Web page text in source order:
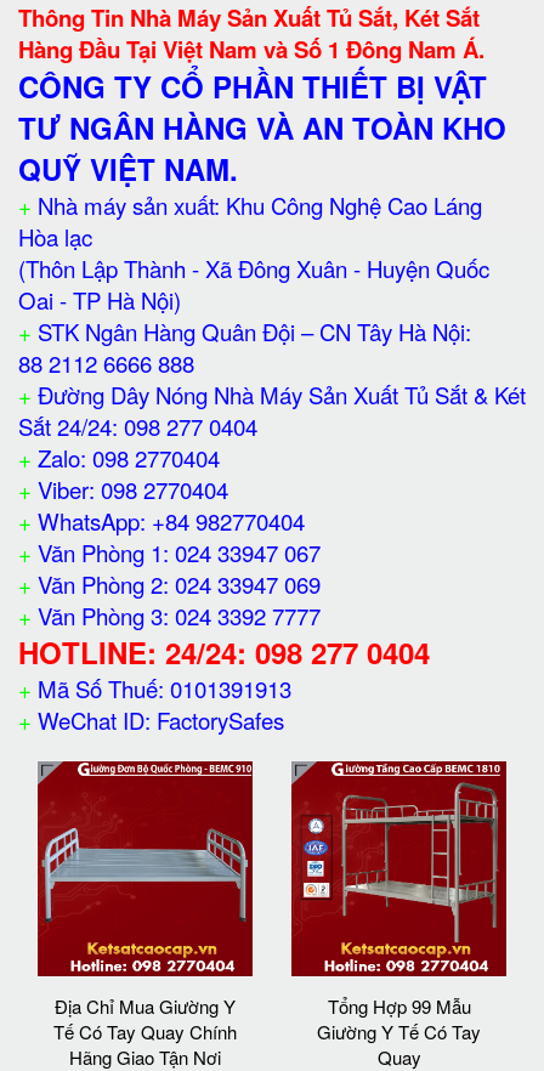
Thông Tin Nhà Máy Sản Xuất Tủ Sắt, Két Sắt
Hàng Đầu Tại Việt Nam và Số 1 Đông Nam Á.
CÔNG TY CỔ PHẦN THIẾT BỊ VẬT
TƯ NGÂN HÀNG VÀ AN TOÀN KHO
QUỸ VIỆT NAM.
+ Nhà máy sản xuất: Khu Công Nghệ Cao Láng
Hòa lạc
(Thôn Lập Thành - Xã Đông Xuân - Huyện Quốc
Oai - TP Hà Nội)
+ STK Ngân Hàng Quân Đội – CN Tây Hà Nội:
88 2112 6666 888
+ Đường Dây Nóng Nhà Máy Sản Xuất Tủ Sắt & Két
Sắt 24/24: 098 277 0404
+ Zalo: 098 2770404
+ Viber: 098 2770404
+ WhatsApp: +84 982770404
+ Văn Phòng 1: 024 33947 067
+ Văn Phòng 2: 024 33947 069
+ Văn Phòng 3: 024 3392 7777
HOTLINE: 24/24: 098 277 0404
+ Mã Số Thuế: 0101391913
+ WeChat ID: FactorySafes
Địa Chỉ Mua Giường Y
Tế Có Tay Quay Chính
Hãng Giao Tận Nơi
Tổng Hợp 99 Mẫu
Giường Y Tế Có Tay
Quay